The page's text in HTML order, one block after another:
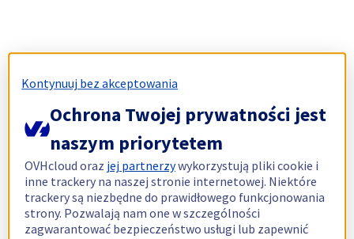
Kontynuuj bez akceptowania
Ochrona Twojej prywatności jest
naszym priorytetem
OVHcloud oraz jej partnerzywykorzystują pliki cookie i
inne trackery na naszej stronie internetowej. Niektóre
trackery są niezbędne do prawidłowego funkcjonowania
strony. Pozwalają nam one w szczególności
zagwarantować bezpieczeństwo usługi lub zapewnić